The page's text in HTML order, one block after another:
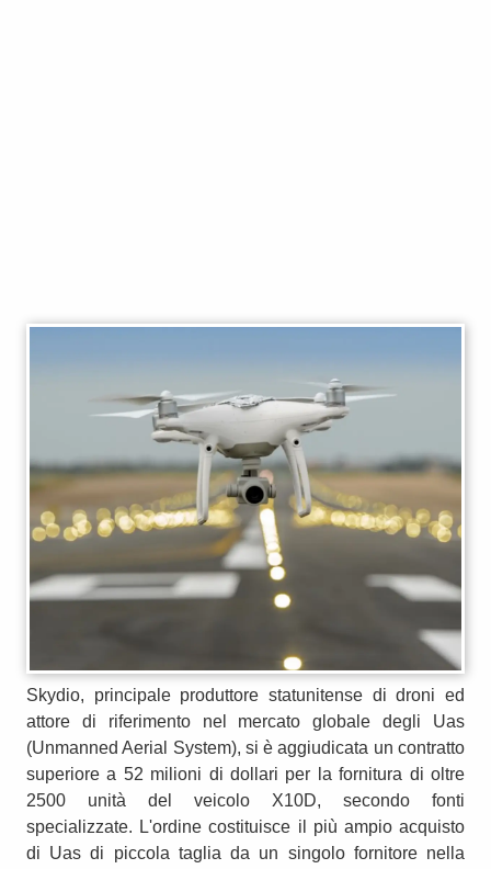
Skydio, principale produttore statunitense di droni ed
attore di riferimento nel mercato globale degli Uas
(Unmanned Aerial System), si è aggiudicata un contratto
superiore a 52 milioni di dollari per la fornitura di oltre
2500 unità del veicolo X10D, secondo fonti
specializzate. L'ordine costituisce il più ampio acquisto
di Uas di piccola taglia da un singolo fornitore nella